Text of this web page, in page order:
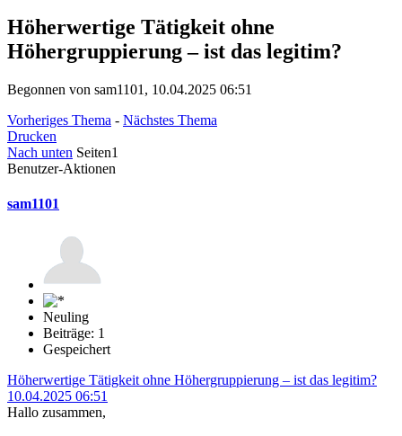
Höherwertige Tätigkeit ohne
Höhergruppierung – ist das legitim?
Begonnen von sam1101, 10.04.2025 06:51
Vorheriges Thema - Nächstes Thema
Drucken
Nach unten Seiten1
Benutzer-Aktionen
sam1101
Neuling
Beiträge: 1
Gespeichert
Höherwertige Tätigkeit ohne Höhergruppierung – ist das legitim?
10.04.2025 06:51
Hallo zusammen,